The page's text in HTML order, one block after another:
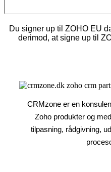
Du signer up til ZOHO EU
derimod, at signe up til
CRMzone er en
Zoho produkter og
tilpasning, rådgivning,